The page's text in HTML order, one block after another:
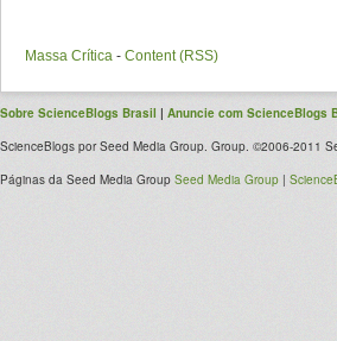
Massa Crítica - Content (RSS)
Sobre ScienceBlogs Brasil | Anuncie com ScienceBlogs
ScienceBlogs por Seed Media Group. Group. ©2006-2011
Páginas da Seed Media Group Seed Media Group |